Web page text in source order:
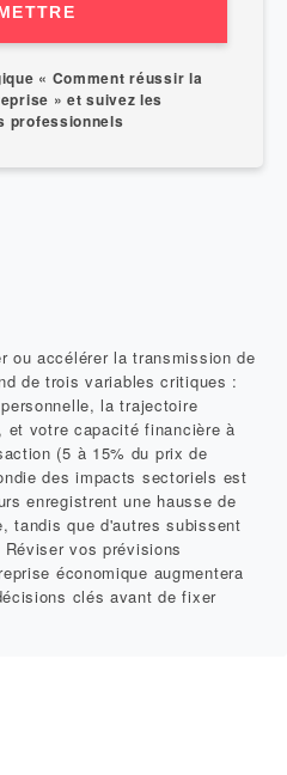
« Comment réussir la
» et suivez les
professionnels
ou accélérer la transmission de
de trois variables critiques :
la trajectoire
votre capacité financière à
(5 à 15% du prix de
des impacts sectoriels est
enregistrent une hausse de
tandis que d'autres subissent
vos prévisions
économique augmentera
clés avant de fixer